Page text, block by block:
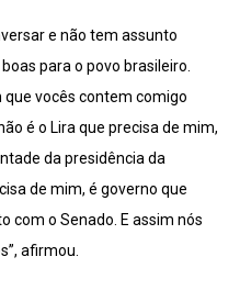
e não tem assunto
para o povo brasileiro.
que vocês contem comigo
é o Lira que precisa de mim,
da presidência da
de mim, é governo que
com o Senado. E assim nós
afirmou.